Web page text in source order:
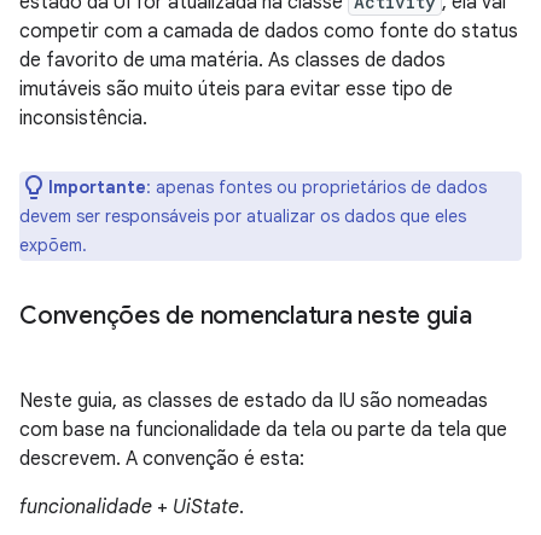
competir com a camada de dados como fonte do status
de favorito de uma matéria. As classes de dados
imutáveis são muito úteis para evitar esse tipo de
inconsistência.
Importante: apenas fontes ou proprietários de dados
devem ser responsáveis por atualizar os dados que eles
expõem.
Convenções de nomenclatura neste guia
Neste guia, as classes de estado da IU são nomeadas
com base na funcionalidade da tela ou parte da tela que
descrevem. A convenção é esta:
funcionalidade + UiState.